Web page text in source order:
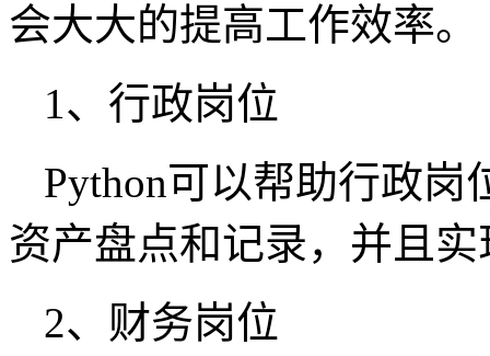
会大大的提高工作效率。
1、行政岗位
Python可以帮助行政
资产盘点和记录，并且
2、财务岗位